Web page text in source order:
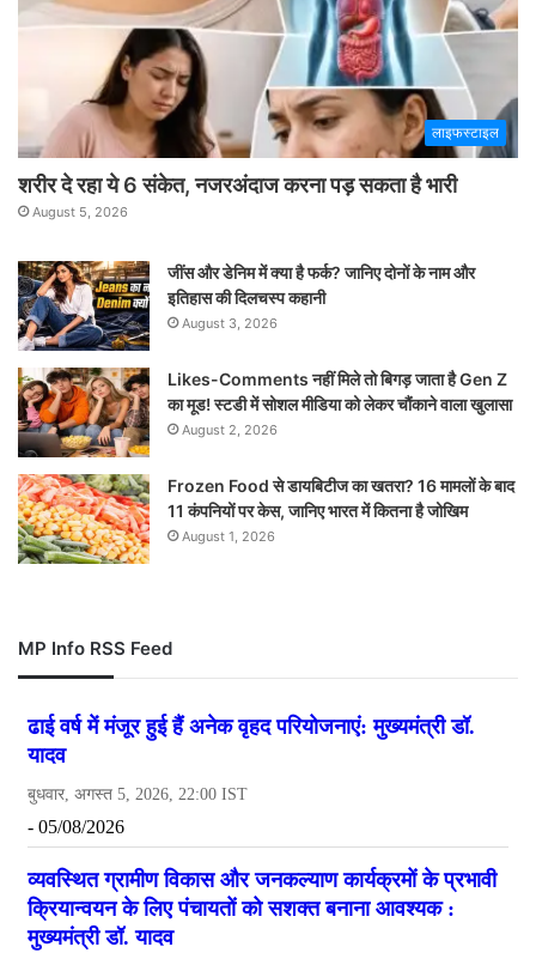
लाइफस्टाइल
शरीर दे रहा ये 6 संकेत, नजरअंदाज करना पड़ सकता है भारी
August 5, 2026
जींस और डेनिम में क्या है फर्क? जानिए दोनों के नाम और
इतिहास की दिलचस्प कहानी
August 3, 2026
Likes-Comments नहीं मिले तो बिगड़ जाता है Gen Z
का मूड! स्टडी में सोशल मीडिया को लेकर चौंकाने वाला खुलासा
August 2, 2026
Frozen Food से डायबिटीज का खतरा? 16 मामलों के बाद
11 कंपनियों पर केस, जानिए भारत में कितना है जोखिम
August 1, 2026
MP Info RSS Feed